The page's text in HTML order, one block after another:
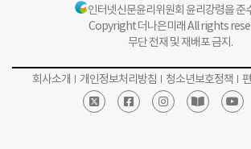
인터넷신문윤리위원회 윤리강령을 준
Copyright 더나은미래 All rights
무단 전재 및 재배포 금지.
회사소개 개인정보처리방침 청소년보호정책